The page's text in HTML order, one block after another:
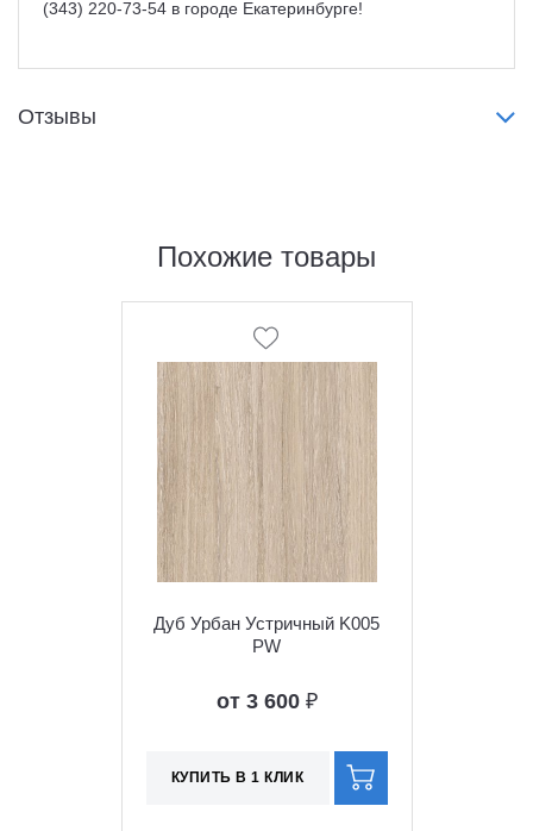
(343) 220-73-54 в городе Екатеринбурге!
Отзывы
Похожие товары
Дуб Урбан Устричный K005
PW
от 3 600 ₽
КУПИТЬ В 1 КЛИК